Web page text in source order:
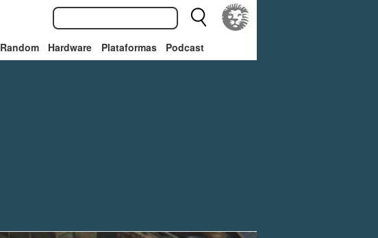
Random Hardware Plataformas Podcast